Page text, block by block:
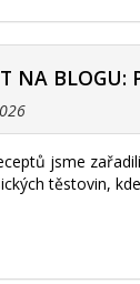
NA BLOGU:
jsme
těstovin,